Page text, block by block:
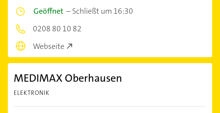
Geöffnet –Schließt um 16:30
0208 80 10 82
Webseite
MEDIMAX Oberhausen
ELEKTRONIK